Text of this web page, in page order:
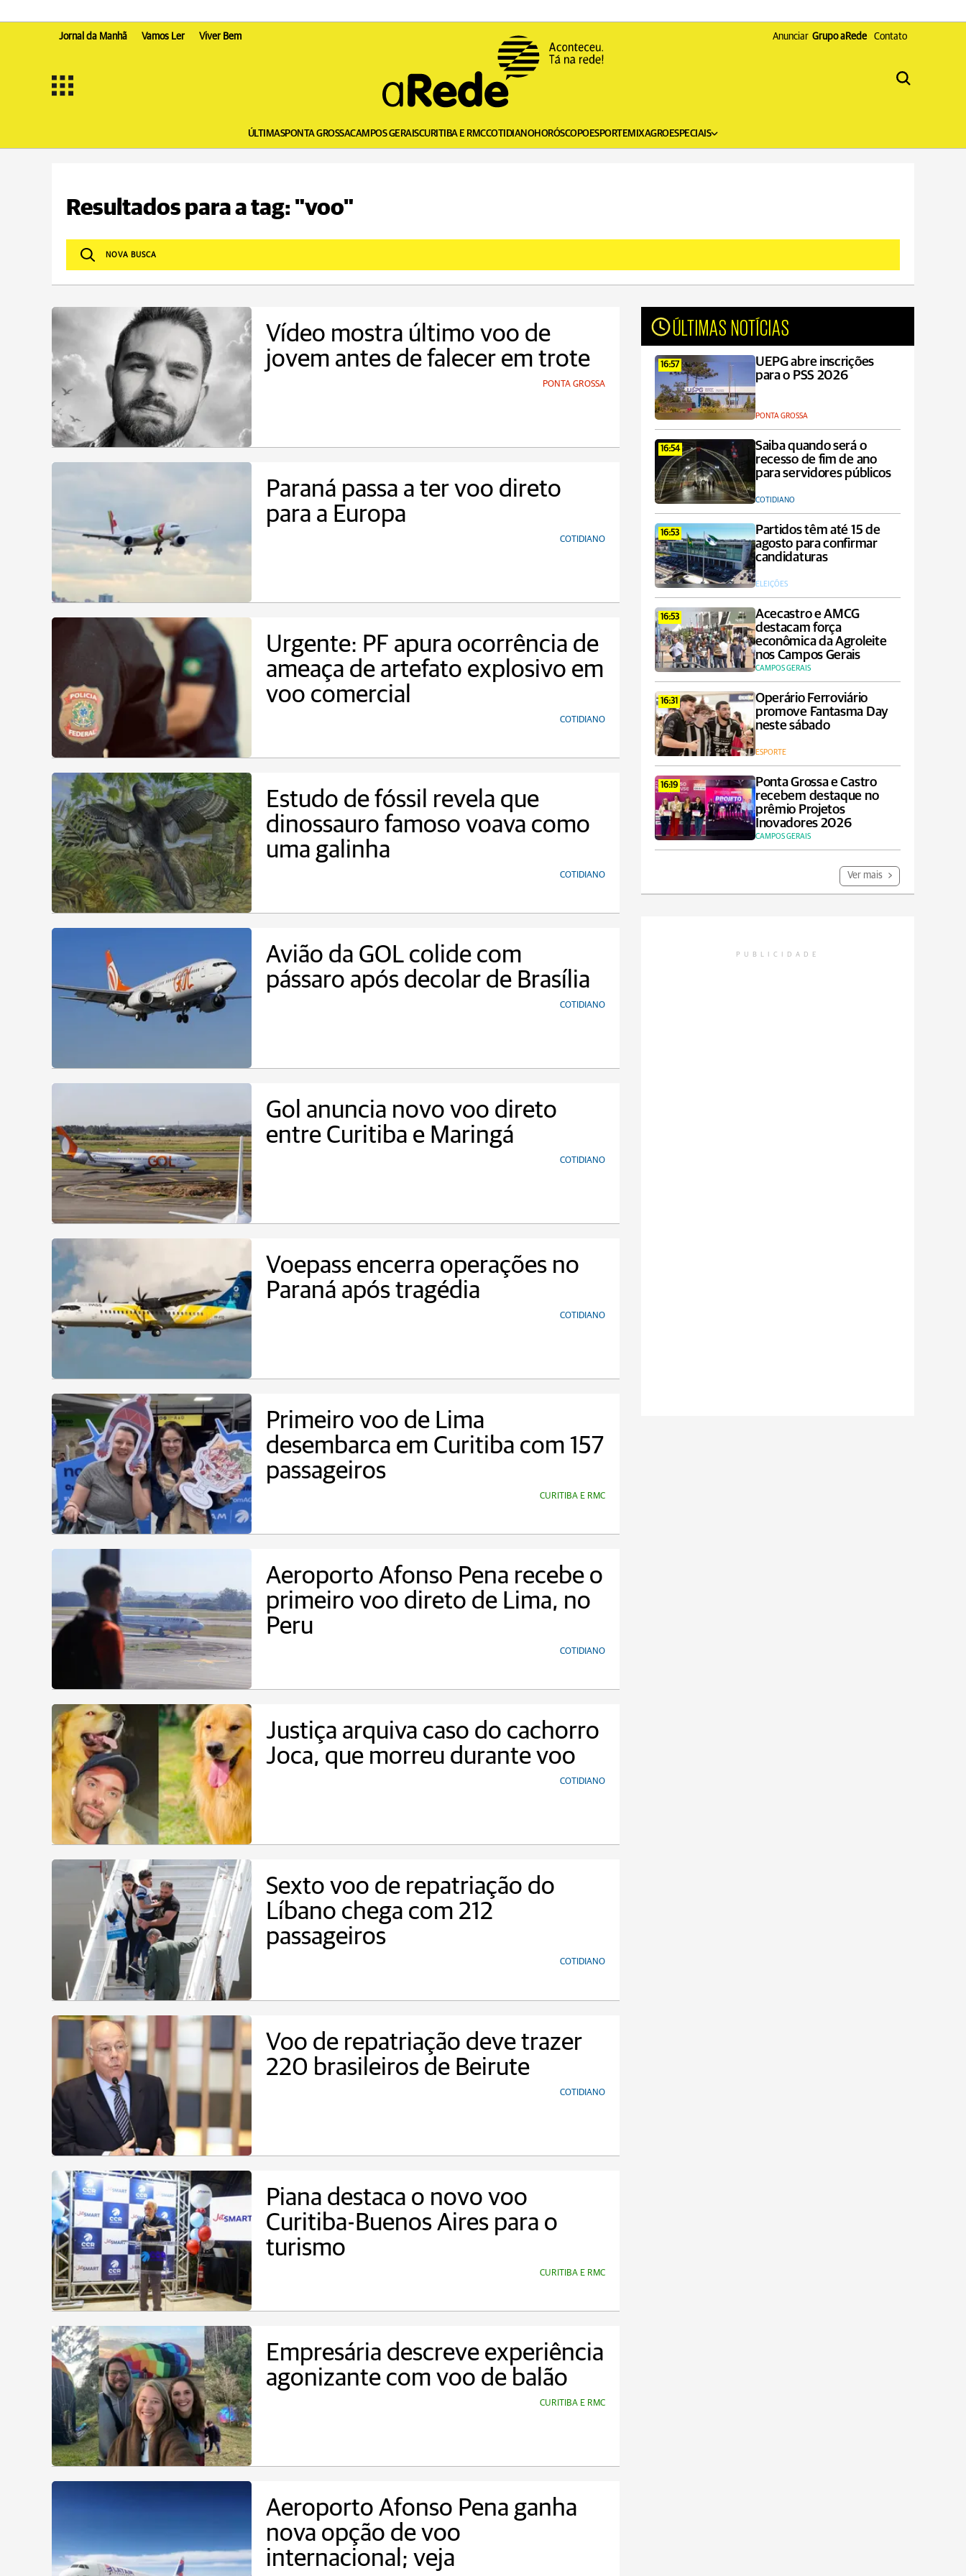
Jornal da Manhã Vamos Ler Viver Bem Anunciar Grupo aRede Contato
ÚLTIMASPONTA GROSSACAMPOS GERAISCURITIBA E RMCCOTIDIANOHORÓSCOPOESPORTEMIXAGROESPECIAIS
Resultados para a tag: "voo"
Vídeo mostra último voo de
jovem antes de falecer em trote
PONTA GROSSA
Paraná passa a ter voo direto
para a Europa
COTIDIANO
Urgente: PF apura ocorrência de
ameaça de artefato explosivo em
voo comercial
COTIDIANO
Estudo de fóssil revela que
dinossauro famoso voava como
uma galinha
COTIDIANO
Avião da GOL colide com
pássaro após decolar de Brasília
COTIDIANO
Gol anuncia novo voo direto
entre Curitiba e Maringá
COTIDIANO
Voepass encerra operações no
Paraná após tragédia
COTIDIANO
Primeiro voo de Lima
desembarca em Curitiba com 157
passageiros
CURITIBA E RMC
Aeroporto Afonso Pena recebe o
primeiro voo direto de Lima, no
Peru
COTIDIANO
Justiça arquiva caso do cachorro
Joca, que morreu durante voo
COTIDIANO
Sexto voo de repatriação do
Líbano chega com 212
passageiros
COTIDIANO
Voo de repatriação deve trazer
220 brasileiros de Beirute
COTIDIANO
Piana destaca o novo voo
Curitiba-Buenos Aires para o
turismo
CURITIBA E RMC
Empresária descreve experiência
agonizante com voo de balão
CURITIBA E RMC
Aeroporto Afonso Pena ganha
nova opção de voo
internacional; veja
ÚLTIMAS NOTÍCIAS
16:57
UEPG abre inscrições
para o PSS 2026
PONTA GROSSA
16:54
Saiba quando será o
recesso de fim de ano
para servidores públicos
COTIDIANO
16:53
Partidos têm até 15 de
agosto para confirmar
candidaturas
ELEIÇÕES
16:53
Acecastro e AMCG
destacam força
econômica da Agroleite
nos Campos Gerais
CAMPOS GERAIS
16:31
Operário Ferroviário
promove Fantasma Day
neste sábado
ESPORTE
16:19
Ponta Grossa e Castro
recebem destaque no
prêmio Projetos
Inovadores 2026
CAMPOS GERAIS
Ver mais
PUBLICIDADE